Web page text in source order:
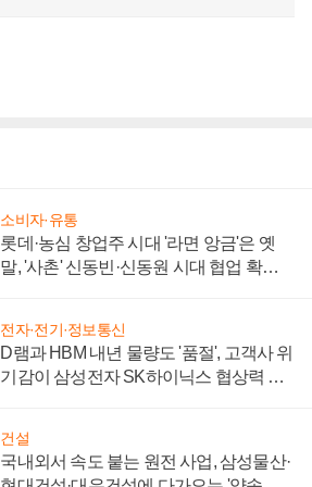
소비자·유통
롯데·농심 창업주 시대 '라면 앙금'은 옛
말, '사촌' 신동빈·신동원 시대 협업 확대
전자·전기·정보통신
D램과 HBM 내년 물량도 '품절', 고객사 위
기감이 삼성전자 SK하이닉스 협상력 더
건설
국내외서 속도 붙는 원전 사업, 삼성물산·